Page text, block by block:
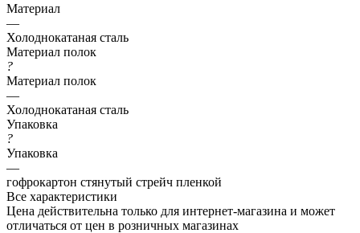
Материал
—
Холоднокатаная сталь
Материал полок
?
Материал полок
—
Холоднокатаная сталь
Упаковка
?
Упаковка
—
гофрокартон стянутый стрейч пленкой
Все характеристики
Цена действительна только для интернет-магазина и может
отличаться от цен в розничных магазинах